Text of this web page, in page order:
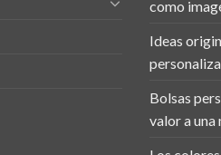
como
Ideas
Bolsas
valor a una